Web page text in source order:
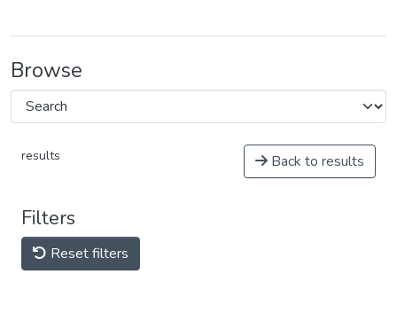
Browse
results Back to results
Filters
Reset filters